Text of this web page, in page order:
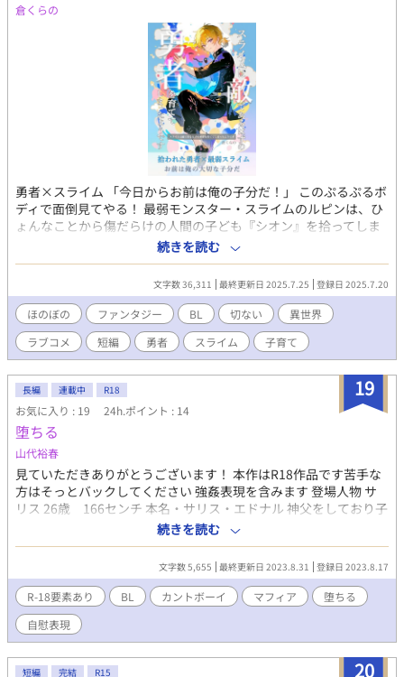
倉くらの
勇者×スライム 「今日からお前は俺の子分だ！」 このぷるぷるボ
ディで面倒見てやる！ 最弱モンスター・スライムのルピンは、ひ
ょんなことから傷だらけの人間の子ども『シオン』を拾ってしま
う。 小さくて泣き虫で……だけど、なぜかほっとけない。 自分の
子分にして大切に育てることに決めた。 可愛い子分とのほのぼの
同居生活（※ぷるぷる添い寝付き）が始まった！ けれど数年後、
大人になったシオンが勇者であることが判明する。 勇者は敵。見
つけたら魔王のところに連れていかなければならない。 だけどー
ーー。 “子分”として拾った少年が、いつの間にか“俺の全部”にな
っていた。 R部分は攻めの成長後。 勇者（成長した攻め）×スラ
イム（人間姿になれる）のほのぼのでちょっぴり切ないラブコメ
ディ。 ハッピーエンド。
続きを読む
文字数 36,311 最終更新日 2025.7.25 登録日 2025.7.20
ほのぼの ファンタジー BL 切ない
異世界
ラブコメ
短編 勇者 スライム 子育て
19
長編 連載中 R18
お気に入り : 19 24h.ポイント : 14
堕ちる
山代裕春
見ていただきありがとうございます！ 本作はR18作品です苦手な
方はそっとバックしてください 強姦表現を含みます 登場人物 サ
リス 26歳 166センチ 本名・サリス・エドナル 神父をしており子
供達から慕われている 表向きは心優しい好青年だが 素の顔は無表
情で冷めている 孤児院育ち ロード・ラト 22歳 186センチ 街で
一番のギャング 性格は残酷非道だが子供には手を出さない(子供か
ら殺しに来た場合は例外) 母と弟が二人いる ハロルド・エドナル
20歳 172センチ 警察官 表向きは熱血真面目な青年だが 素は兄に
甘えん坊で泣き虫 兄の秘密を知る数少ない人物 両親のことは良く
知らない 孤児院育ち
続きを読む
文字数 5,655 最終更新日 2023.8.31 登録日 2023.8.17
R-18要素あり BL カントボーイ マフィア
堕ちる
自慰表現
20
短編 完結 R15